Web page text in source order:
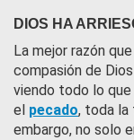
DIOS HA
La mejor razón
compasión de
viendo todo lo
el pecado, toda la
embargo, no solo